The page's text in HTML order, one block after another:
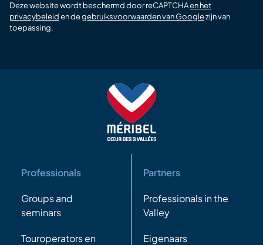
Deze website wordt beschermd door reCAPTCHAen het
privacybeleiden degebruiksvoorwaarden van Googlezijn van
toepassing.
Professionals
Groups and
seminars
Touroperators en
Partners
Professionals in the
Valley
Eigenaars